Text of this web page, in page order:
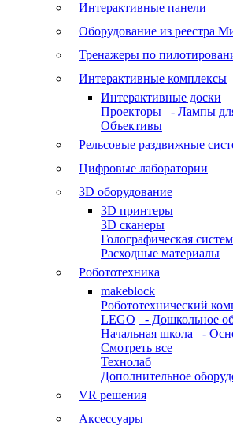
Интерактивные панели
Оборудование из реестра
Тренажеры по
Интерактивные комплексы
Интерактивные доски
Проекторы
- Лампы
Объективы
Рельсовые раздвижные
Цифровые лаборатории
3D оборудование
3D принтеры
3D сканеры
Голографическая
Расходные материалы
Робототехника
makeblock
Робототехнический
LEGO
- Дошкольное
Начальная школа
-
Смотреть все
Технолаб
Дополнительное
VR решения
Аксессуары